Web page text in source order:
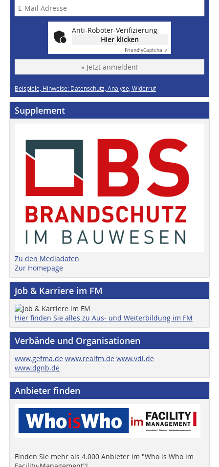
Anti-Roboter-Verifizierung
Hier klicken
FriendlyCaptcha ⇗
» Jetzt anmelden!
Beispiele, Hinweise: Datenschutz, Analyse, Widerruf
Supplement
Zu den Mediadaten
Zur Homepage
Job & Karriere im FM
Hier finden Sie alles zu Aus- und Weiterbildung im FM
Verbände und Organisationen
www.gefma.de www.realfm.de www.vdi.de
www.dgnb.de
Anbieter finden
Finden Sie mehr als 4.000 Anbieter im "Who is Who im